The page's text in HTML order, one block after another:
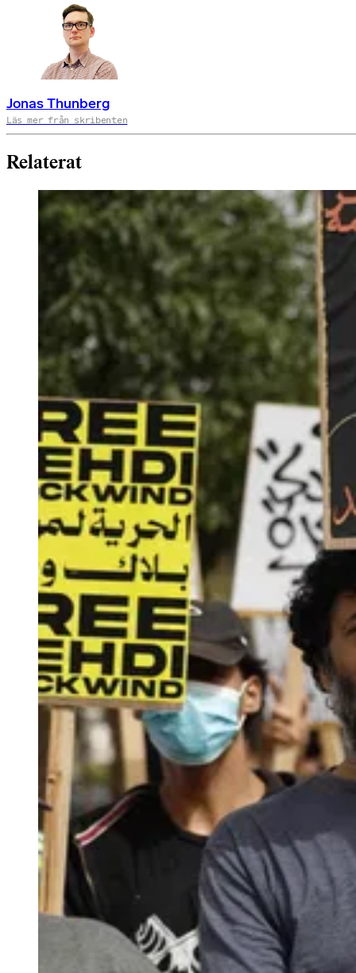
Jonas Thunberg
Läs mer från skribenten
Relaterat